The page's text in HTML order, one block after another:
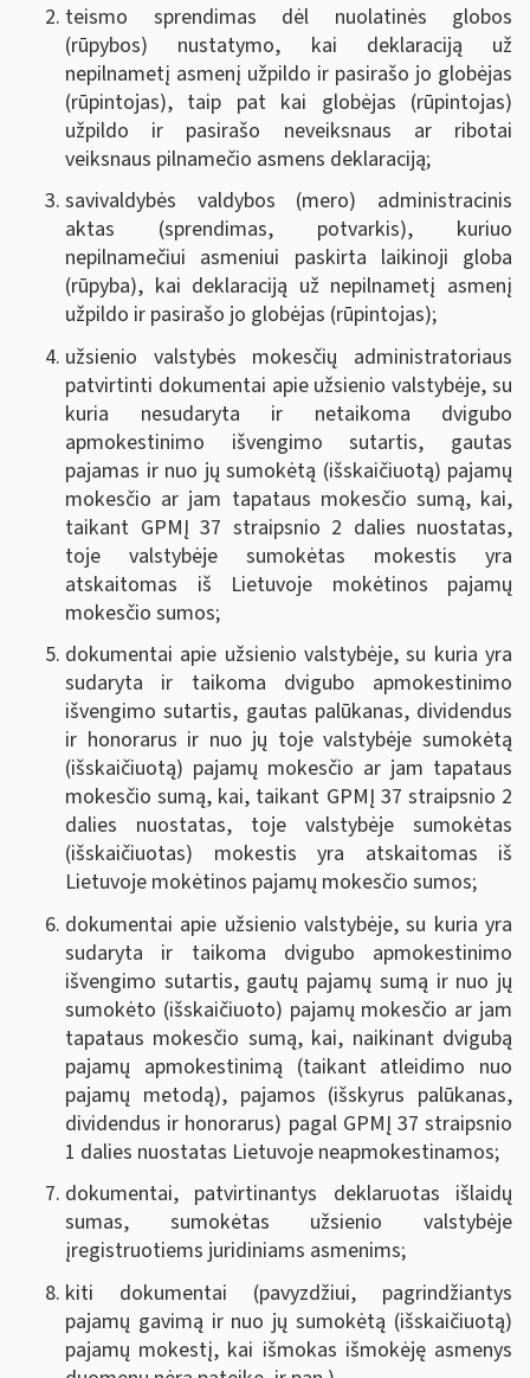
teismo sprendimas dėl nuolatinės globos
(rūpybos) nustatymo, kai deklaraciją už
nepilnametį asmenį užpildo ir pasirašo jo globėjas
(rūpintojas), taip pat kai globėjas (rūpintojas)
užpildo ir pasirašo neveiksnaus ar ribotai
veiksnaus pilnamečio asmens deklaraciją;
savivaldybės valdybos (mero) administracinis
aktas (sprendimas, potvarkis), kuriuo
nepilnamečiui asmeniui paskirta laikinoji globa
(rūpyba), kai deklaraciją už nepilnametį asmenį
užpildo ir pasirašo jo globėjas (rūpintojas);
užsienio valstybės mokesčių administratoriaus
patvirtinti dokumentai apie užsienio valstybėje, su
kuria nesudaryta ir netaikoma dvigubo
apmokestinimo išvengimo sutartis, gautas
pajamas ir nuo jų sumokėtą (išskaičiuotą) pajamų
mokesčio ar jam tapataus mokesčio sumą, kai,
taikant GPMĮ 37 straipsnio 2 dalies nuostatas,
toje valstybėje sumokėtas mokestis yra
atskaitomas iš Lietuvoje mokėtinos pajamų
mokesčio sumos;
dokumentai apie užsienio valstybėje, su kuria yra
sudaryta ir taikoma dvigubo apmokestinimo
išvengimo sutartis, gautas palūkanas, dividendus
ir honorarus ir nuo jų toje valstybėje sumokėtą
(išskaičiuotą) pajamų mokesčio ar jam tapataus
mokesčio sumą, kai, taikant GPMĮ 37 straipsnio 2
dalies nuostatas, toje valstybėje sumokėtas
(išskaičiuotas) mokestis yra atskaitomas iš
Lietuvoje mokėtinos pajamų mokesčio sumos;
dokumentai apie užsienio valstybėje, su kuria yra
sudaryta ir taikoma dvigubo apmokestinimo
išvengimo sutartis, gautų pajamų sumą ir nuo jų
sumokėto (išskaičiuoto) pajamų mokesčio ar jam
tapataus mokesčio sumą, kai, naikinant dvigubą
pajamų apmokestinimą (taikant atleidimo nuo
pajamų metodą), pajamos (išskyrus palūkanas,
dividendus ir honorarus) pagal GPMĮ 37 straipsnio
1 dalies nuostatas Lietuvoje neapmokestinamos;
dokumentai, patvirtinantys deklaruotas išlaidų
sumas, sumokėtas užsienio valstybėje
įregistruotiems juridiniams asmenims;
kiti dokumentai (pavyzdžiui, pagrindžiantys
pajamų gavimą ir nuo jų sumokėtą (išskaičiuotą)
pajamų mokestį, kai išmokas išmokėję asmenys